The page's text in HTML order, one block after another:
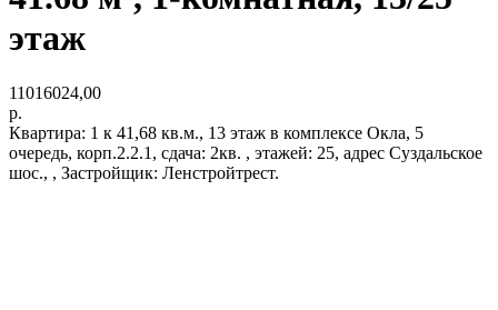
этаж
11016024,00
р.
Квартира: 1 к 41,68 кв.м., 13 этаж в комплексе Окла, 5
очередь, корп.2.2.1, сдача: 2кв. , этажей: 25, адрес Суздальское
шос., , Застройщик: Ленстройтрест.